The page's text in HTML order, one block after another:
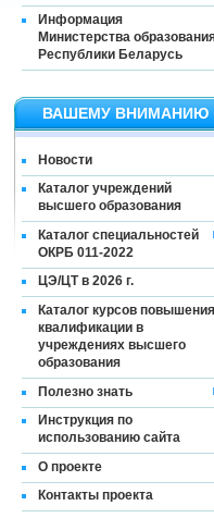
Информация
Министерства
Республики Беларусь
ВАШЕМУ ВНИМАНИЮ
Новости
Каталог учреждений
высшего образования
Каталог специальностей
ОКРБ 011-2022
ЦЭ/ЦТ в 2026 г.
Каталог курсов повышения
квалификации в
учреждениях высшего
образования
Полезно знать
Инструкция по
использованию сайта
О проекте
Контакты проекта